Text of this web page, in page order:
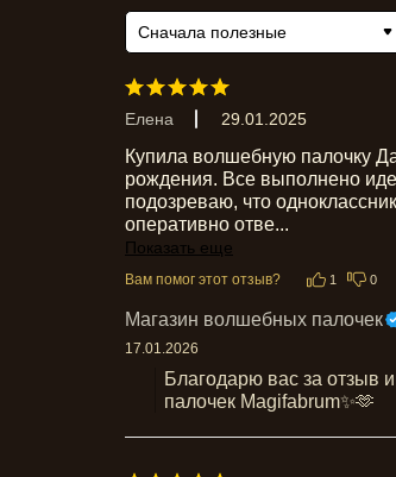
Сначала полезные
Елена 29.01.2025
Купила волшебную палочку
рождения. Все выполнено
подозреваю, что
оперативно отве...
Показать еще
Вам помог этот отзыв? 1 0
Магазин волшебных палочек
17.01.2026
Благодарю вас за отзыв
палочек Magifabrum✨🫶